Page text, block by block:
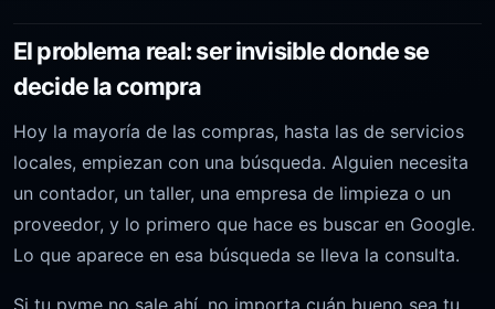
El problema real: ser invisible donde se
decide la compra
Hoy la mayoría de las compras, hasta las de servicios
locales, empiezan con una búsqueda. Alguien necesita
un contador, un taller, una empresa de limpieza o un
proveedor, y lo primero que hace es buscar en Google.
Lo que aparece en esa búsqueda se lleva la consulta.